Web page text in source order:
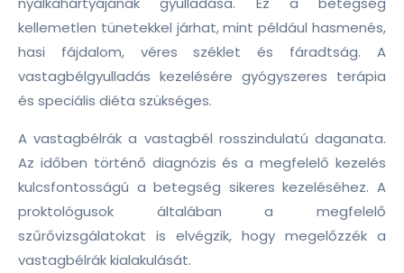
kellemetlen tünetekkel járhat, mint például hasmenés,
hasi fájdalom, véres széklet és fáradtság. A
vastagbélgyulladás kezelésére gyógyszeres terápia
és speciális diéta szükséges.
A vastagbélrák a vastagbél rosszindulatú daganata.
Az időben történő diagnózis és a megfelelő kezelés
kulcsfontosságú a betegség sikeres kezeléséhez. A
proktológusok általában a megfelelő
szűrővizsgálatokat is elvégzik, hogy megelőzzék a
vastagbélrák kialakulását.